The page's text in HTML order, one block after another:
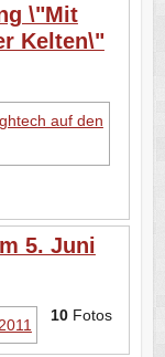
\"Mit
Kelten\"
5. Juni
10Fotos